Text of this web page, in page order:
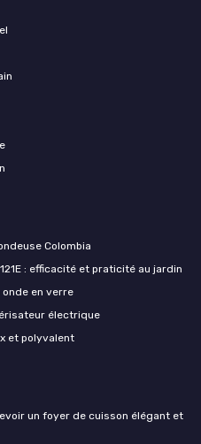
Colombia
: efficacité et praticité au jardin
en verre
électrique
et polyvalent
un foyer de cuisson élégant et